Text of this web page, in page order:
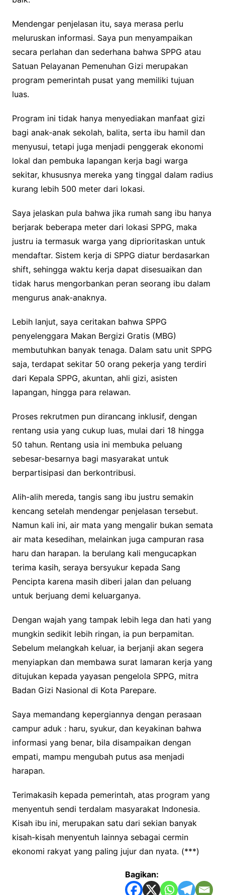
Mendengar penjelasan itu, saya merasa perlu
meluruskan informasi. Saya pun menyampaikan
secara perlahan dan sederhana bahwa SPPG atau
Satuan Pelayanan Pemenuhan Gizi merupakan
program pemerintah pusat yang memiliki tujuan
luas.
Program ini tidak hanya menyediakan manfaat gizi
bagi anak-anak sekolah, balita, serta ibu hamil dan
menyusui, tetapi juga menjadi penggerak ekonomi
lokal dan pembuka lapangan kerja bagi warga
sekitar, khususnya mereka yang tinggal dalam radius
kurang lebih 500 meter dari lokasi.
Saya jelaskan pula bahwa jika rumah sang ibu hanya
berjarak beberapa meter dari lokasi SPPG, maka
justru ia termasuk warga yang diprioritaskan untuk
mendaftar. Sistem kerja di SPPG diatur berdasarkan
shift, sehingga waktu kerja dapat disesuaikan dan
tidak harus mengorbankan peran seorang ibu dalam
mengurus anak-anaknya.
Lebih lanjut, saya ceritakan bahwa SPPG
penyelenggara Makan Bergizi Gratis (MBG)
membutuhkan banyak tenaga. Dalam satu unit SPPG
saja, terdapat sekitar 50 orang pekerja yang terdiri
dari Kepala SPPG, akuntan, ahli gizi, asisten
lapangan, hingga para relawan.
Proses rekrutmen pun dirancang inklusif, dengan
rentang usia yang cukup luas, mulai dari 18 hingga
50 tahun. Rentang usia ini membuka peluang
sebesar-besarnya bagi masyarakat untuk
berpartisipasi dan berkontribusi.
Alih-alih mereda, tangis sang ibu justru semakin
kencang setelah mendengar penjelasan tersebut.
Namun kali ini, air mata yang mengalir bukan semata
air mata kesedihan, melainkan juga campuran rasa
haru dan harapan. Ia berulang kali mengucapkan
terima kasih, seraya bersyukur kepada Sang
Pencipta karena masih diberi jalan dan peluang
untuk berjuang demi keluarganya.
Dengan wajah yang tampak lebih lega dan hati yang
mungkin sedikit lebih ringan, ia pun berpamitan.
Sebelum melangkah keluar, ia berjanji akan segera
menyiapkan dan membawa surat lamaran kerja yang
ditujukan kepada yayasan pengelola SPPG, mitra
Badan Gizi Nasional di Kota Parepare.
Saya memandang kepergiannya dengan perasaan
campur aduk : haru, syukur, dan keyakinan bahwa
informasi yang benar, bila disampaikan dengan
empati, mampu mengubah putus asa menjadi
harapan.
Terimakasih kepada pemerintah, atas program yang
menyentuh sendi terdalam masyarakat Indonesia.
Kisah ibu ini, merupakan satu dari sekian banyak
kisah-kisah menyentuh lainnya sebagai cermin
ekonomi rakyat yang paling jujur dan nyata. (***)
Bagikan: